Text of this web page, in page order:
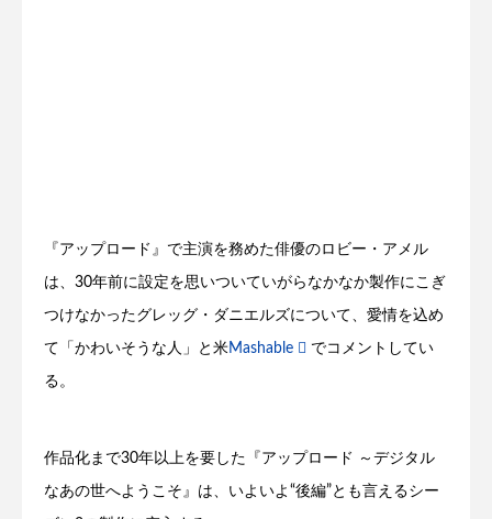
『アップロード』で主演を務めた俳優のロビー・アメル
は、30年前に設定を思いついていがらなかなか製作にこぎ
つけなかったグレッグ・ダニエルズについて、愛情を込め
て「かわいそうな人」と米Mashable でコメントしてい
る。
作品化まで30年以上を要した『アップロード ～デジタル
なあの世へようこそ』は、いよいよ“後編”とも言えるシー